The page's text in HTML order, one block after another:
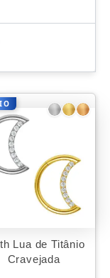
Lua de Titânio
Cravejada